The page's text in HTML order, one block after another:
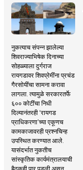
नुकत्याच संपन्न झालेल्या
शिवराज्याभिषेक दिनाच्या
सोहळ्याला दुर्गराज
रायगडावर शिवप्रेमींना प्रचंड
गैरसोयींचा सामना करावा
लागला. त्यामुळे सरकारतर्फे
६०० कोटींचा निधी
दिल्यानंतरही ‘रायगड
प्राधिकरणा’च्या एकूणच
कामकाजावरही प्रश्नचिन्ह
उपस्थित करण्यात आले.
यासंदर्भात नुकतीच
सांस्कृतिक कार्यमंत्रालयाची